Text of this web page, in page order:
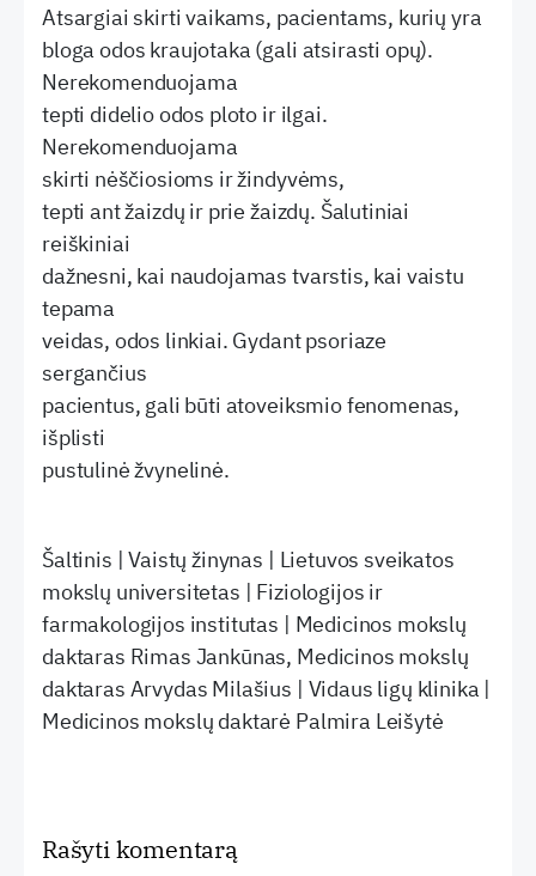
Atsargiai skirti vaikams, pacientams, kurių yra
bloga odos kraujotaka (gali atsirasti opų).
Nerekomenduojama
tepti didelio odos ploto ir ilgai.
Nerekomenduojama
skirti nėščiosioms ir žindyvėms,
tepti ant žaizdų ir prie žaizdų. Šalutiniai
reiškiniai
dažnesni, kai naudojamas tvarstis, kai vaistu
tepama
veidas, odos linkiai. Gydant psoriaze
sergančius
pacientus, gali būti atoveiksmio fenomenas,
išplisti
pustulinė žvynelinė.
Šaltinis | Vaistų žinynas | Lietuvos sveikatos
mokslų universitetas | Fiziologijos ir
farmakologijos institutas | Medicinos mokslų
daktaras Rimas Jankūnas, Medicinos mokslų
daktaras Arvydas Milašius | Vidaus ligų klinika |
Medicinos mokslų daktarė Palmira Leišytė
Rašyti komentarą